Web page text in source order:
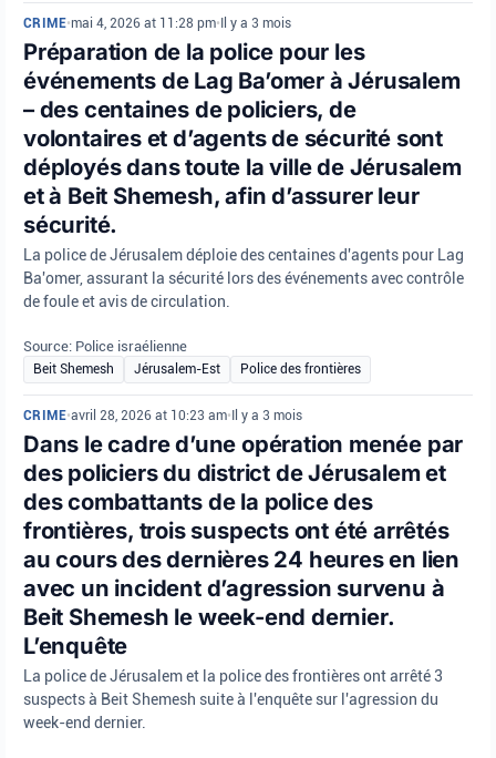
CRIME•mai 4, 2026 at 11:28 pm• Il y a 3 mois
Préparation de la police pour les
événements de Lag Ba’omer à Jérusalem
– des centaines de policiers, de
volontaires et d’agents de sécurité sont
déployés dans toute la ville de Jérusalem
et à Beit Shemesh, afin d’assurer leur
sécurité.
La police de Jérusalem déploie des centaines d'agents pour Lag
Ba'omer, assurant la sécurité lors des événements avec contrôle
de foule et avis de circulation.
Source: Police israélienne
Beit Shemesh Jérusalem-Est Police des frontières
CRIME•avril 28, 2026 at 10:23 am• Il y a 3 mois
Dans le cadre d’une opération menée par
des policiers du district de Jérusalem et
des combattants de la police des
frontières, trois suspects ont été arrêtés
au cours des dernières 24 heures en lien
avec un incident d’agression survenu à
Beit Shemesh le week-end dernier.
L’enquête
La police de Jérusalem et la police des frontières ont arrêté 3
suspects à Beit Shemesh suite à l'enquête sur l'agression du
week-end dernier.